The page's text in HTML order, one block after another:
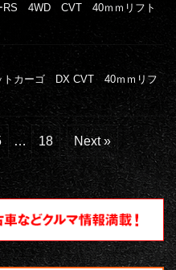
RS 4WD CVT 40ｍｍリフト
トカーゴ DX CVT 40ｍｍリフ
… 18 Next »